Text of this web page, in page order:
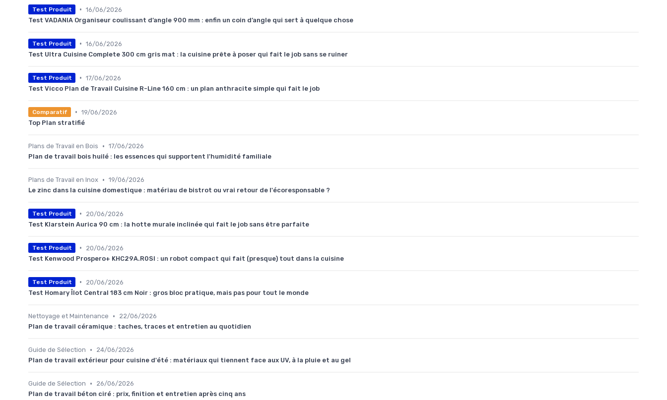
Test Produit • 16/06/2026
Test VADANIA Organiseur coulissant d’angle 900 mm : enfin un coin d’angle qui sert à quelque chose
Test Produit • 16/06/2026
Test Ultra Cuisine Complete 300 cm gris mat : la cuisine prête à poser qui fait le job sans se ruiner
Test Produit • 17/06/2026
Test Vicco Plan de Travail Cuisine R-Line 160 cm : un plan anthracite simple qui fait le job
Comparatif • 19/06/2026
Top Plan stratifié
Plans de Travail en Bois • 17/06/2026
Plan de travail bois huilé : les essences qui supportent l'humidité familiale
Plans de Travail en Inox • 19/06/2026
Le zinc dans la cuisine domestique : matériau de bistrot ou vrai retour de l'écoresponsable ?
Test Produit •
20/06/2026
Test Klarstein Aurica 90 cm : la hotte murale inclinée qui fait le job sans être parfaite
Test Produit •
20/06/2026
Test Kenwood Prospero+ KHC29A.R0SI : un robot compact qui fait (presque) tout dans la cuisine
Test Produit •
20/06/2026
Test Homary Îlot Central 183 cm Noir : gros bloc pratique, mais pas pour tout le monde
Nettoyage et Maintenance •
22/06/2026
Plan de travail céramique : taches, traces et entretien au quotidien
Guide de Sélection •
24/06/2026
Plan de travail extérieur pour cuisine d'été : matériaux qui tiennent face aux UV, à la pluie et au gel
Guide de Sélection •
26/06/2026
Plan de travail béton ciré : prix, finition et entretien après cinq ans